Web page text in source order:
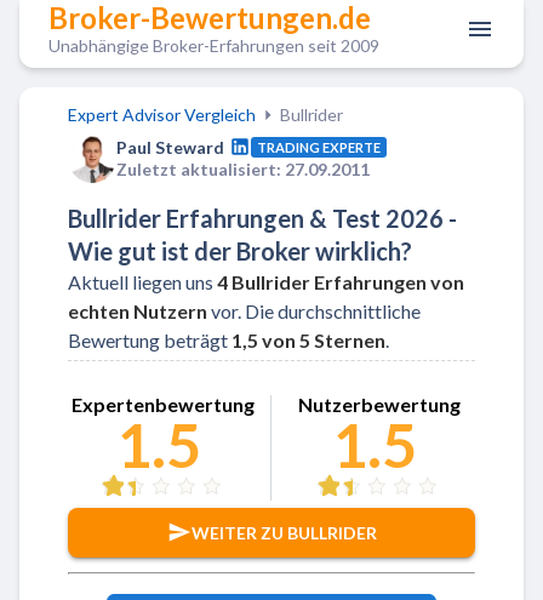
Broker-Bewertungen.de
Unabhängige Broker-Erfahrungen seit 2009
Expert Advisor Vergleich
Bullrider
Paul Steward
TRADING EXPERTE
Zuletzt aktualisiert: 27.09.2011
Bullrider Erfahrungen & Test 2026 -
Wie gut ist der Broker wirklich?
Aktuell liegen uns 4 Bullrider Erfahrungen von
echten Nutzern vor. Die durchschnittliche
Bewertung beträgt 1,5 von 5 Sternen
Zu Bullrider
Expertenbewertung
1.5
Nutzerbewertung
1.5
WEITER ZU BULLRIDER